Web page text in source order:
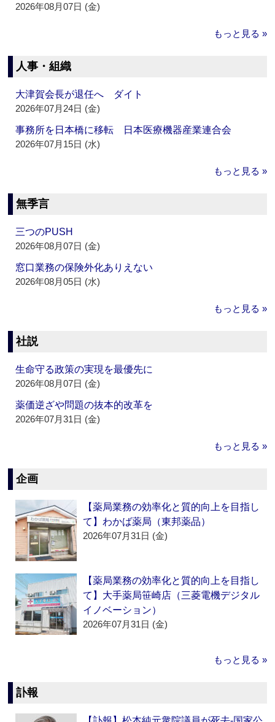
2026年08月07日 (金)
もっと見る »
人事・組織
大津賀会長が退任へ ダイト
2026年07月24日 (金)
事務所を日本橋に移転 日本医療機器産業連合会
2026年07月15日 (水)
もっと見る »
無季言
三つのPUSH
2026年08月07日 (金)
窓口業務の保険外化ありえない
2026年08月05日 (水)
もっと見る »
社説
生命守る政策の実現を最優先に
2026年08月07日 (金)
薬価逆ざや問題の抜本的改革を
2026年07月31日 (金)
もっと見る »
企画
【薬局業務の効率化と質的向上を目指し
て】わかば薬局（東邦薬品）
2026年07月31日 (金)
【薬局業務の効率化と質的向上を目指し
て】大手薬局笹崎店（三菱電機デジタル
イノベーション）
2026年07月31日 (金)
もっと見る »
訃報